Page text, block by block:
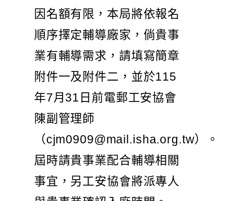
因名額有限，本局將依報名
順序擇定輔導廠家，倘貴事
業有輔導需求，請填寫簡章
附件一及附件二，並於115
年7月31日前電郵工安協會
陳副管理師
（cjm0909@mail.isha.org.tw）。
屆時請貴事業配合輔導相關
事宜，另工安協會將派專人